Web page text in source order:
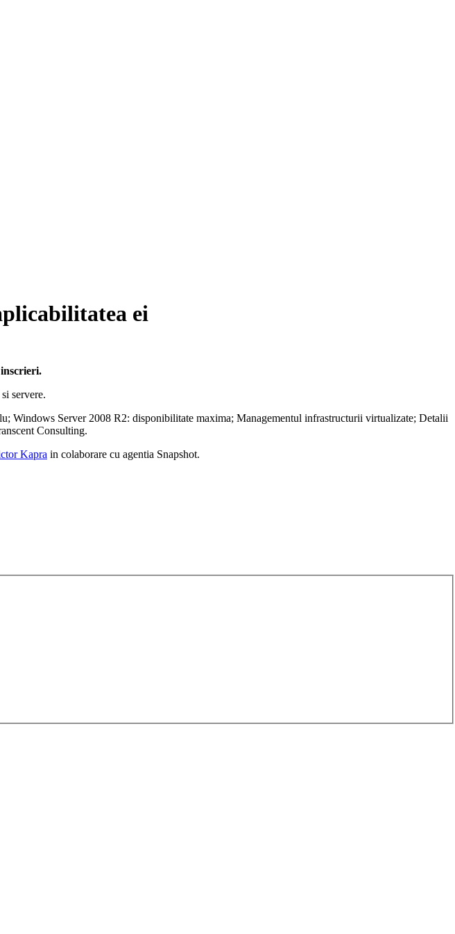
ei
servere.
Windows Server 2008 R2: disponibilitate maxima; Managementul infrastructurii virtualizate; Detalii
Consulting.
Kapra in colaborare cu agentia Snapshot.